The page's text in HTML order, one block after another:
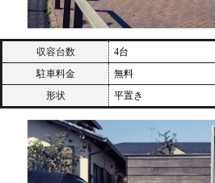
収容台数
4台
駐車料金
無料
形状
平置き